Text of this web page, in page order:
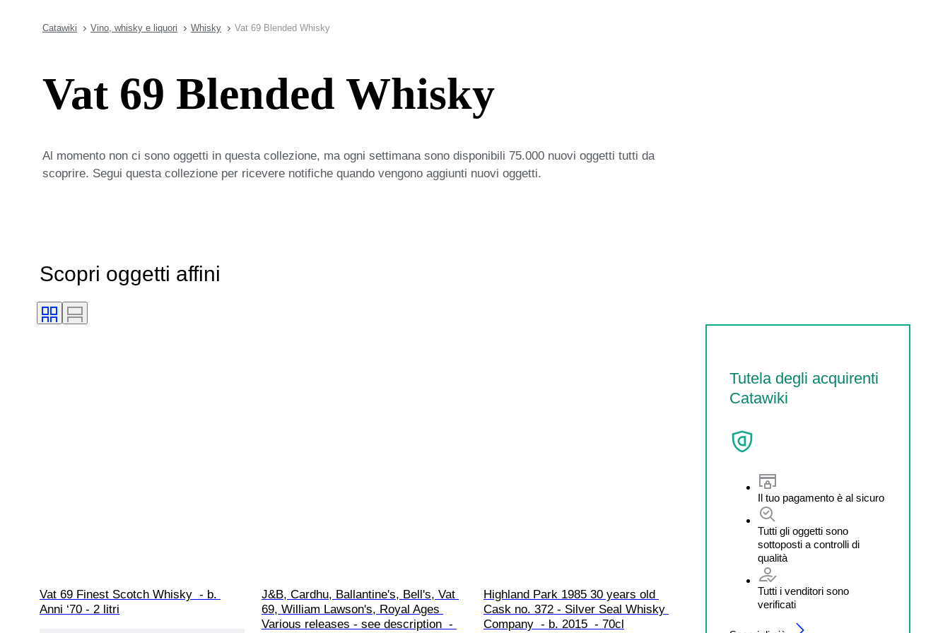
Catawiki Vino, whisky e liquori Whisky Vat 69 Blended Whisky
Vat 69 Blended Whisky
Al momento non ci sono oggetti in questa collezione, ma ogni settimana sono disponibili 75.000 nuovi oggetti tutti da
scoprire. Segui questa collezione per ricevere notifiche quando vengono aggiunti nuovi oggetti.
Scopri oggetti affini
Tutela degli acquirenti
Catawiki
Il tuo pagamento è al sicuro
Tutti gli oggetti sono
sottoposti a controlli di
qualità
Tutti i venditori sono
verificati
Vat 69 Finest Scotch Whisky  - b.
Anni ‘70 - 2 litri
J&B, Cardhu, Ballantine's, Bell's, Vat
69, William Lawson's, Royal Ages
Various releases - see description  -
Highland Park 1985 30 years old
Cask no. 372 - Silver Seal Whisky
Company  - b. 2015  - 70cl